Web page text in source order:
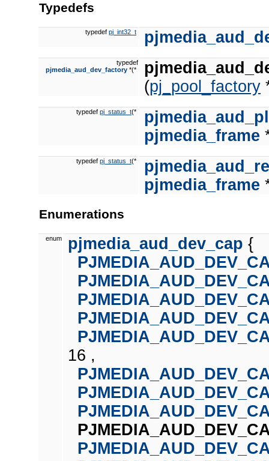
Typedefs
typedef pj_int32_t
typedef
pjmedia_aud_dev_factory *(*
(pj_pool_factory
typedef pj_status_t(*
pjmedia_frame
typedef pj_status_t(*
pjmedia_frame
Enumerations
enum pjmedia_aud_dev_cap {
16 ,